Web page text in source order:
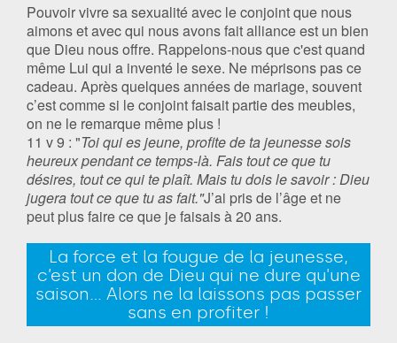
Pouvoir vivre sa sexualité avec le conjoint que nous
aimons et avec qui nous avons fait alliance est un bien
que Dieu nous offre. Rappelons-nous que c'est quand
même Lui qui a inventé le sexe. Ne méprisons pas ce
cadeau. Après quelques années de mariage, souvent
c’est comme si le conjoint faisait partie des meubles,
on ne le remarque même plus !
11 v 9 : "Toi qui es jeune, profite de ta jeunesse sois
heureux pendant ce temps-là. Fais tout ce que tu
désires, tout ce qui te plaît. Mais tu dois le savoir : Dieu
jugera tout ce que tu as fait."J’ai pris de l’âge et ne
peut plus faire ce que je faisais à 20 ans.
La force et la fougue de la jeunesse,
c’est un don de Dieu qui ne dure qu'une
saison... Alors ne la laissons pas passer
sans en profiter !